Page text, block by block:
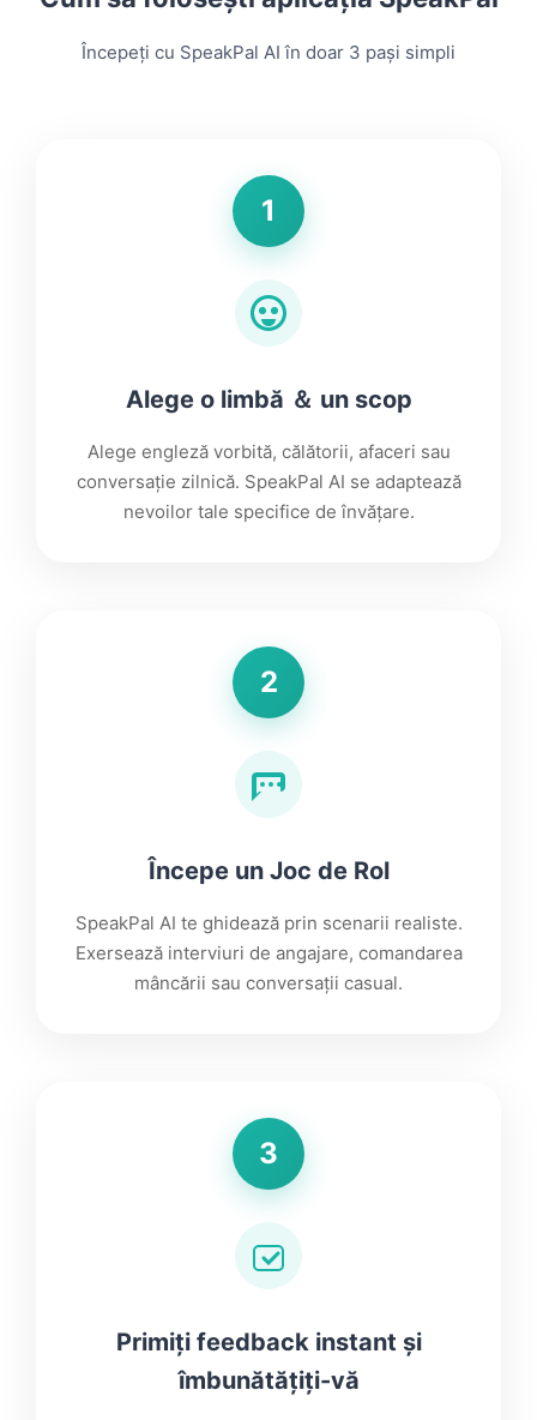
Începeți cu SpeakPal AI în doar 3 pași simpli
1
Alege o limbă ＆ un scop
Alege engleză vorbită, călătorii, afaceri sau
conversație zilnică. SpeakPal AI se adaptează
nevoilor tale specifice de învățare.
2
Începe un Joc de Rol
SpeakPal AI te ghidează prin scenarii realiste.
Exersează interviuri de angajare, comandarea
mâncării sau conversații casual.
3
Primiți feedback instant și
îmbunătățiți-vă